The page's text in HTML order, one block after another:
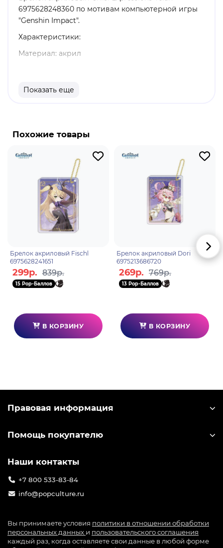
6975628248360 по мотивам компьютерной игры
"Genshin Impact".
Характеристики:
Материал: акрил
пятизвёздочная гидро-лучница. Загадочная и
много известно, но в то же время ее
покровительство и благосклонность многим
интересны.
Показать еще
Похожие товары
Брелок акриловый Fischl
6975628241651
299р. 839р.
15 Pop-Баллов
В КОРЗИНУ
Брелок акриловый Dori
6975213686720
269р. 769р.
13 Pop-Баллов
В КОРЗИНУ
Правовая информация
Помощь покупателю
Наши контакты
+7 800 533-83-84
info@popculture.ru
Вы принимаете условия политики в отношении обработки
персональных данных и пользовательского соглашения
каждый раз, когда оставляете свои данные в любой форме